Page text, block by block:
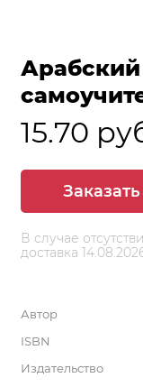
15.70
Заказать
В случае
доставка
Автор
ISBN
Издательство